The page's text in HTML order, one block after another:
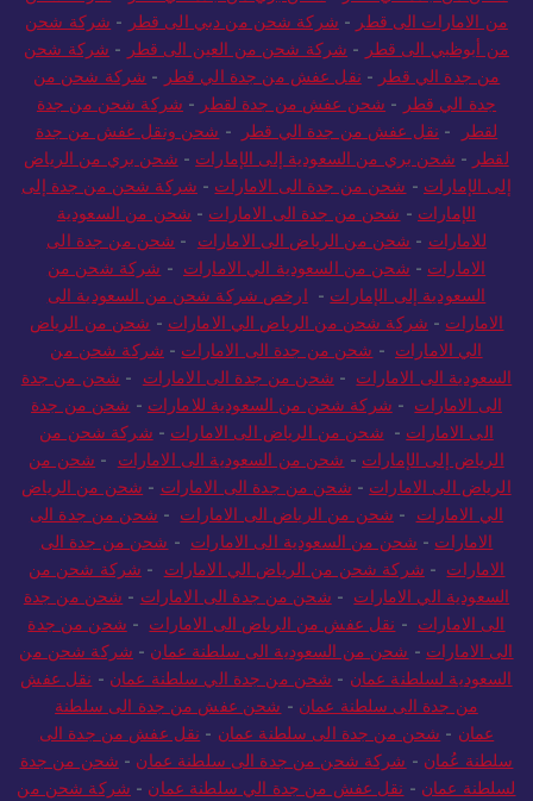
من الامارات الى قطر - شركة شحن من دبي الى قطر - شركة شحن
من أبوظبي الى قطر - شركة شحن من العين الى قطر - شركة شحن
من جدة الي قطر - نقل عفش من جدة الي قطر - شركة شحن من
جدة الي قطر - شحن عفش من جدة لقطر - شركة شحن من جدة
لقطر
- نقل عفش من جدة الي قطر - شحن ونقل عفش من جدة
لقطر - شحن بري من السعودية إلى الإمارات - شحن بري من الرياض
إلى الإمارات - شحن من جدة الى الامارات - شركة شحن من جدة إلى
الإمارات - شحن من جدة الى الامارات - شحن من السعودية
للامارات - شحن من الرياض الى الامارات - شحن من جدة الى
الامارات - شحن من السعودية الي الامارات - شركة شحن من
السعودية إلى الإمارات - ارخص شركة شحن من السعودية الى
الامارات - شركة شحن من الرياض الي الامارات - شحن من الرياض
الي الامارات - شحن من جدة الى الامارات - شركة شحن من
السعودية الى الامارات - شحن من جدة الى الامارات - شحن من جدة
الى الامارات - شركة شحن من السعودية للامارات - شحن من جدة
الى الامارات - شحن من الرياض الى الامارات - شركة شحن من
الرياض إلى الإمارات - شحن من السعودية الى الامارات - شحن من
الرياض الى الامارات - شحن من جدة الى الامارات - شحن من الرياض
الي الامارات - شحن من الرياض الى الامارات - شحن من جدة الى
الامارات - شحن من السعودية الى الامارات - شحن من جدة الى
الامارات - شركة شحن من الرياض الي الامارات - شركة شحن من
السعودية الي الامارات - شحن من جدة الى الامارات - شحن من جدة
الى الامارات - نقل عفش من الرياض الى الامارات - شحن من جدة
الى الامارات - شحن من السعودية الى سلطنة عمان - شركة شحن من
السعودية لسلطنة عمان - شحن من جدة الي سلطنة عمان - نقل عفش
من جدة الى سلطنة عمان - شحن عفش من جدة الى سلطنة
عمان - شحن من جدة الى سلطنة عمان - نقل عفش من جدة الى
سلطنة عُمان - شركة شحن من جدة الى سلطنة عمان - شحن من جدة
لسلطنة عمان - نقل عفش من جدة الي سلطنة عمان - شركة شحن من